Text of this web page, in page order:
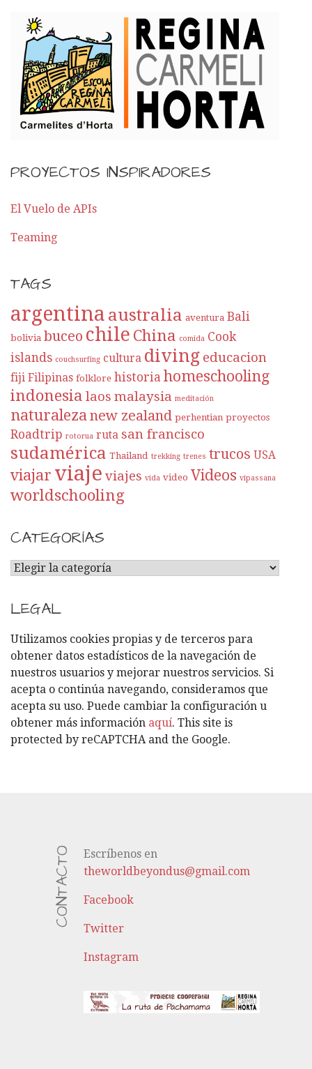
PROYECTOS INSPIRADORES
El Vuelo de APIs
Teaming
TAGS
argentina australia aventura Bali
bolivia buceo chile China comida Cook
islands couchsurfing cultura diving educacion
fiji Filipinas folklore historia homeschooling
indonesia laos malaysia meditación
naturalezanew zealand perhentian proyectos
Roadtrip rotorua ruta san francisco
sudamérica Thailand trekking trenes trucos USA
viajar viaje viajes vida video Videos vipassana
worldschooling
CATEGORÍAS
C
T
E
G
O
R
Í
A
S
LEGAL
Utilizamos cookies propias y de terceros para
obtener datos estadísticos de la navegación de
nuestros usuarios y mejorar nuestros servicios. Si
acepta o continúa navegando, consideramos que
acepta su uso. Puede cambiar la configuración u
obtener más información aquí. This site is
protected by reCAPTCHA and the Google.
CONTACTO
Escríbenos en
theworldbeyondus@gmail.com
Facebook
Twitter
Instagram